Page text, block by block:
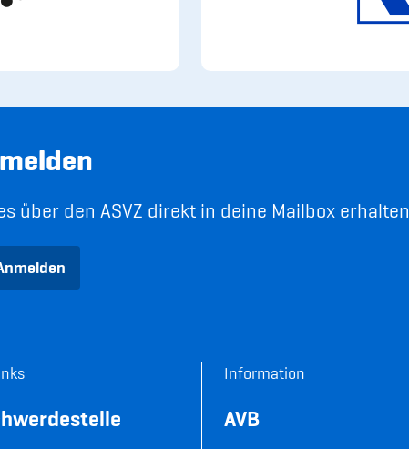
über den ASVZ direkt in deine Mailbox erhalten
Information
AVB